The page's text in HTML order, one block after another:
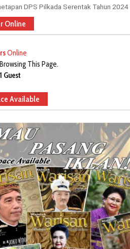
DPS Pilkada Serentak Tahun 2024
Online
Online
Browsing This Page.
1 Guest
Available